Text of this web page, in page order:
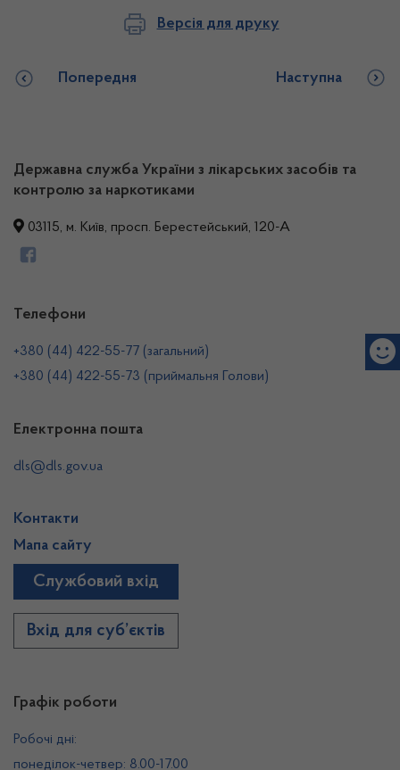
Версія для друку
Попередня Наступна
Державна служба України з лікарських засобів та
контролю за наркотиками
03115, м. Київ, просп. Берестейський, 120-А
Графік роботи
Робочі дні:
понеділок-четвер: 8.00-17.00
Телефони
+380 (44) 422-55-77 (загальний)
+380 (44) 422-55-73 (приймальня Голови)
Електронна пошта
dls@dls.gov.ua
Контакти
Мапа сайту
Службовий вхід
Вхід для суб’єктів